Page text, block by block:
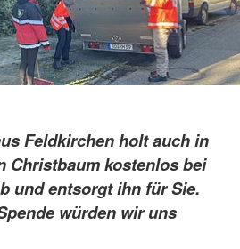
Feldkirchen holt auch in
Christbaum kostenlos bei
und entsorgt ihn für Sie.
würden wir uns